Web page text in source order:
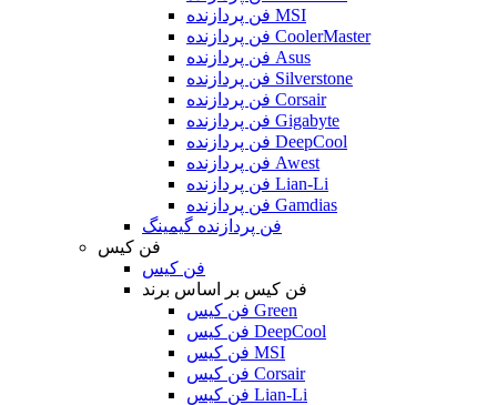
فن پردازنده MSI
فن پردازنده CoolerMaster
فن پردازنده Asus
فن پردازنده Silverstone
فن پردازنده Corsair
فن پردازنده Gigabyte
فن پردازنده DeepCool
فن پردازنده Awest
فن پردازنده Lian-Li
فن پردازنده Gamdias
فن پردازنده گیمینگ
فن کیس
فن کیس
فن کیس بر اساس برند
فن کیس Green
فن کیس DeepCool
فن کیس MSI
فن کیس Corsair
فن کیس Lian-Li